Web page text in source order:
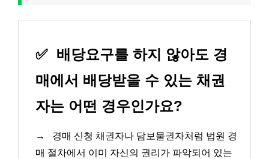
✅ 배당요구를 하지 않아도 경
매에서 배당받을 수 있는 채권
자는 어떤 경우인가요?
→
경매 신청 채권자나 담보물권자처럼 법원 경
매 절차에서 이미 자신의 권리가 파악되어 있는